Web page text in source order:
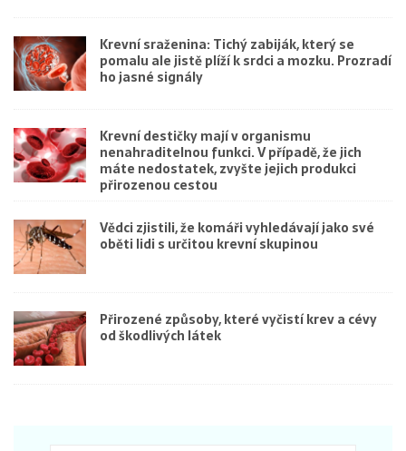
Krevní sraženina: Tichý zabiják, který se
pomalu ale jistě plíží k srdci a mozku. Prozradí
ho jasné signály
Krevní destičky mají v organismu
nenahraditelnou funkci. V případě, že jich
máte nedostatek, zvyšte jejich produkci
přirozenou cestou
Vědci zjistili, že komáři vyhledávají jako své
oběti lidi s určitou krevní skupinou
Přirozené způsoby, které vyčistí krev a cévy
od škodlivých látek